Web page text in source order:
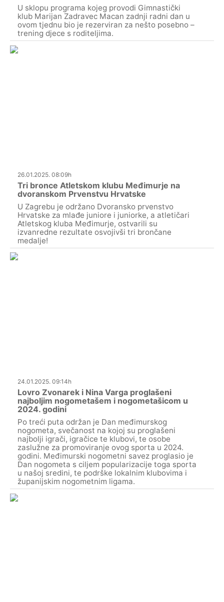
U sklopu programa kojeg provodi Gimnastički
klub Marijan Zadravec Macan zadnji radni dan u
ovom tjednu bio je rezerviran za nešto posebno –
trening djece s roditeljima.
26.01.2025. 08:09h
Tri bronce Atletskom klubu Međimurje na
dvoranskom Prvenstvu Hrvatske
U Zagrebu je održano Dvoransko prvenstvo
Hrvatske za mlađe juniore i juniorke, a atletičari
Atletskog kluba Međimurje, ostvarili su
izvanredne rezultate osvojivši tri brončane
medalje!
24.01.2025. 09:14h
Lovro Zvonarek i Nina Varga proglašeni
najboljim nogometašem i nogometašicom u
2024. godini
Po treći puta održan je Dan međimurskog
nogometa, svečanost na kojoj su proglašeni
najbolji igrači, igračice te klubovi, te osobe
zaslužne za promoviranje ovog sporta u 2024.
godini. Međimurski nogometni savez proglasio je
Dan nogometa s ciljem popularizacije toga sporta
u našoj sredini, te podrške lokalnim klubovima i
županijskim nogometnim ligama.